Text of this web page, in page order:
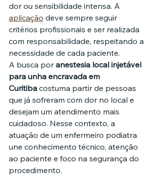
dor ou sensibilidade intensa. A
aplicação deve sempre seguir
critérios profissionais e ser realizada
com responsabilidade, respeitando a
necessidade de cada paciente.
A busca por anestesia local injetável
para unha encravada em
Curitiba costuma partir de pessoas
que já sofreram com dor no local e
desejam um atendimento mais
cuidadoso. Nesse contexto, a
atuação de um enfermeiro podiatra
une conhecimento técnico, atenção
ao paciente e foco na segurança do
procedimento.